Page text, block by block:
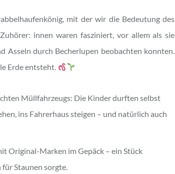
mit der wir die Bedeutung des
innen waren fasziniert, vor allem als sie
Asseln durch Becherlupen beobachten konnten.
Erde entsteht.
Müllfahrzeugs: Die Kinder durften selbst
ins Fahrerhaus steigen – und natürlich auch
Original-Marken im Gepäck – ein Stück
Staunen sorgte.